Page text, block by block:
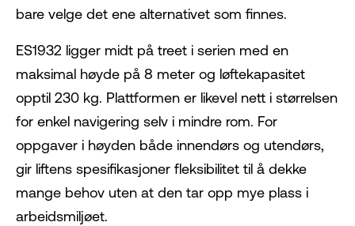
bare velge det ene alternativet som finnes.
ES1932 ligger midt på treet i serien med en
maksimal høyde på 8 meter og løftekapasitet
opptil 230 kg. Plattformen er likevel nett i størrelsen
for enkel navigering selv i mindre rom. For
oppgaver i høyden både innendørs og utendørs,
gir liftens spesifikasjoner fleksibilitet til å dekke
mange behov uten at den tar opp mye plass i
arbeidsmiljøet.